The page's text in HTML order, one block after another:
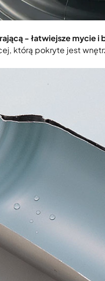
- łatwiejsze mycie i
którą pokryte jest